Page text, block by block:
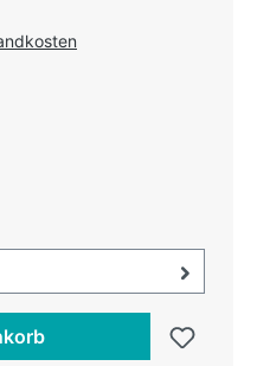
ausgewählt: